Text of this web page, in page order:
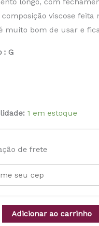
longo, com
viscose
muito bom de usar e
: G
1 em estoque
de frete
Adicionar ao carrinho